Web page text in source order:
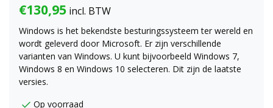
€130,95 incl. BTW
Windows is het bekendste besturingssysteem ter wereld en
wordt geleverd door Microsoft. Er zijn verschillende
varianten van Windows. U kunt bijvoorbeeld Windows 7,
Windows 8 en Windows 10 selecteren. Dit zijn de laatste
versies.
Op voorraad